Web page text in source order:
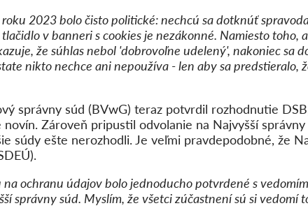
2023 bolo čisto politické: nechcú sa dotknúť
v banneri s cookies je nezákonné. Namiesto
že súhlas nebol 'dobrovoľne udelený', nakoniec sa
nikto nechce ani nepoužíva - len aby sa predstieralo,
správny súd (BVwG) teraz potvrdil rozhodnutie
Zároveň pripustil odvolanie na Najvyšší
súdy ešte nerozhodli. Je veľmi pravdepodobné, že
ochranu údajov bolo jednoducho potvrdené s
správny súd. Myslím, že všetci zúčastnení sú si vedomí